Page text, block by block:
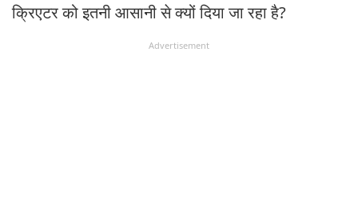
क्रिएटर को इतनी आसानी से क्यों दिया जा रहा है?
Advertisement